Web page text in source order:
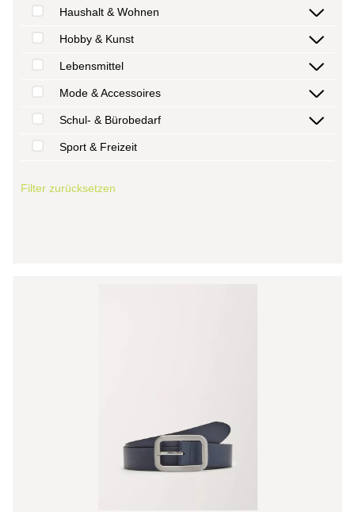
Haushalt & Wohnen
Hobby & Kunst
Lebensmittel
Mode & Accessoires
Schul- & Bürobedarf
Sport & Freizeit
Filter zurücksetzen